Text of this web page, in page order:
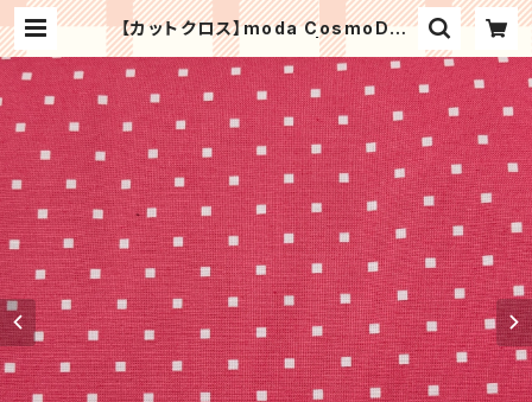
【カットクロス】moda CosmoDot
スクエアドット（ローズ） | Patchwo
rk kit shop HinaPatch